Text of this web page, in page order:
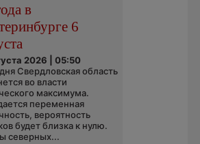
в
6
2026 | 05:50
Свердловская область
во власти
максимума.
переменная
вероятность
будет близка к нулю.
северных...